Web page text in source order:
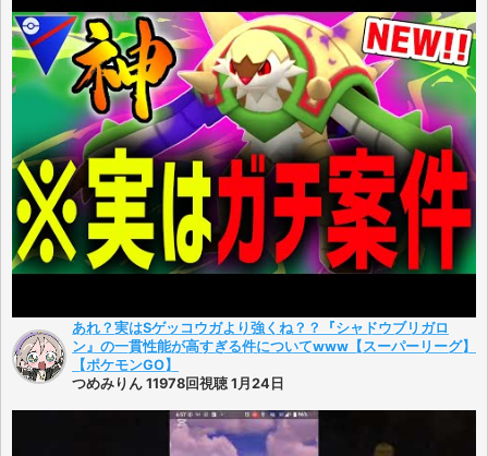
あれ？実はSゲッコウガより強くね？？『シャドウブリガロ
ン』の一貫性能が高すぎる件についてwww【スーパーリーグ】
【ポケモンGO】
つめみりん 11978回視聴 1月24日